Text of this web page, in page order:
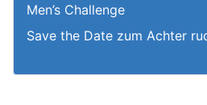
Men’s Challenge
Save the Date zum Achter